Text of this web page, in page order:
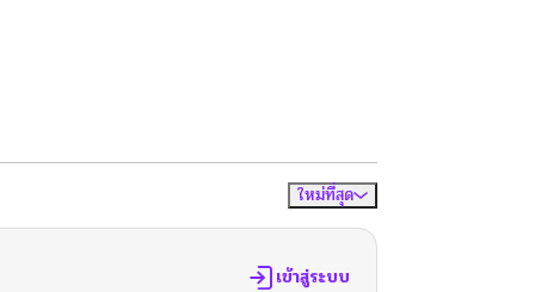
ใหม่ที่สุด
เข้าสู่ระบบ